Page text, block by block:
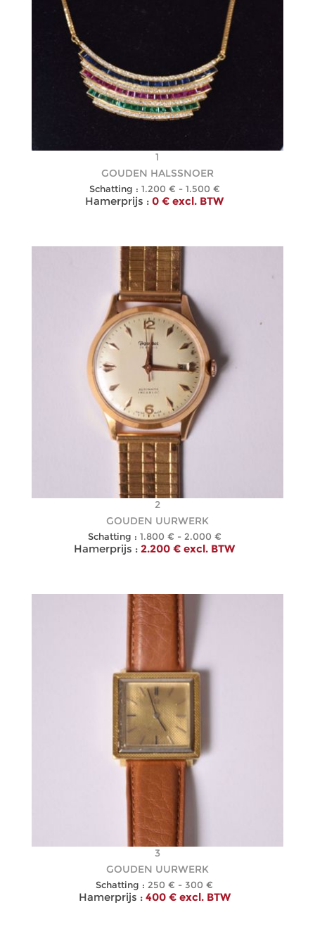
1
GOUDEN HALSSNOER
Schatting : 1.200 € - 1.500 €
Hamerprijs : 0 € excl. BTW
2
GOUDEN UURWERK
Schatting : 1.800 € - 2.000 €
Hamerprijs : 2.200 € excl. BTW
3
GOUDEN UURWERK
Schatting : 250 € - 300 €
Hamerprijs : 400 € excl. BTW